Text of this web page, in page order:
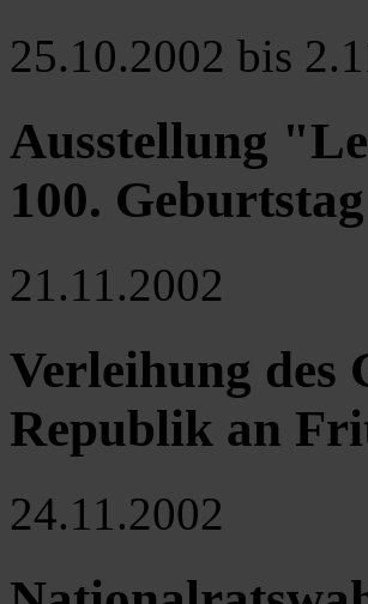
25.10.2002 bis
Ausstellung
100.
21.11.2002
Verleihung des
Republik an
24.11.2002